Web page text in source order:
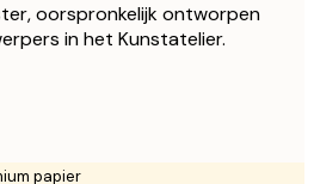
oorspronkelijk ontworpen
in het Kunstatelier.
papier